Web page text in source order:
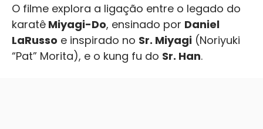
O filme explora a ligação entre o legado do
karatê Miyagi-Do, ensinado por Daniel
LaRusso e inspirado no Sr. Miyagi (Noriyuki
“Pat” Morita), e o kung fu do Sr. Han.